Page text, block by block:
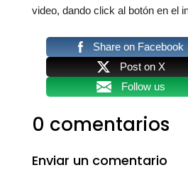
video, dando click al botón en el
Share on Facebook
Post on X
Follow us
0 comentarios
Enviar un comentario